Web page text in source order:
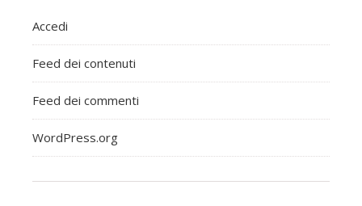
Accedi
Feed dei contenuti
Feed dei commenti
WordPress.org